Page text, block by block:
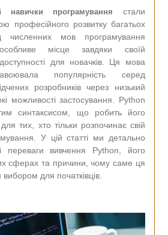
навички програмування
стали
професійного розвитку багатьох
численних мов програмування
місце завдяки своїй
для новачків. Ця мова
популярність серед
розробників через низький
можливості застосування. Python
синтаксисом, що робить його
тих, хто тільки розпочинає свій
У цій статті ми детально
переваги вивчення Python, його
сферах та причини, чому саме ця
для початківців.